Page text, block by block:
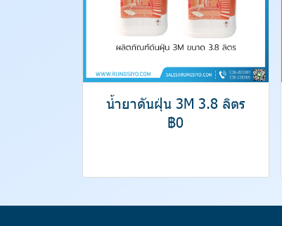
น้ำยาดันฝุ่น 3M 3.8 ลิตร
฿0